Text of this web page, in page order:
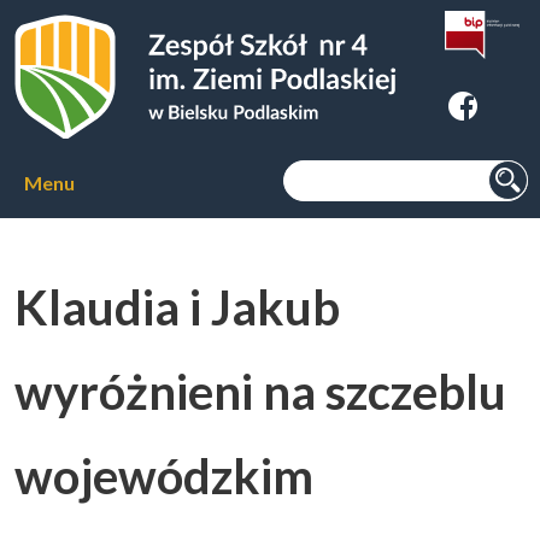
Zespoł Szkół nr 4 im. Ziemi
Podlaskiej w Bielsku Podlaskim
Szukaj:
Menu
O szkole
Kierunki kształcenia
Kursy zawodowe
Klaudia i Jakub
wyróżnieni na szczeblu
wojewódzkim